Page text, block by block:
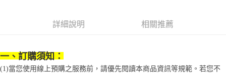
2.付款方式選擇「大哥付你分期」，訂單成立後會自動跳轉到大哥付的交易
3.實際核准額度、可分期數及費用金額請依後續交易確認頁面所載為準。
4.訂單成立30分鐘內，如未前往確認交易或遇審核未通過，訂單將自動取
消。如遇「轉專審核」未通過狀況，表示未達大哥付你分期系統評分，恕無
便利好安心！
１．簡單：不需註冊會員、不需綁卡、不需儲值。
運送方式
詳細說明 相關推薦
一、訂購須知：
(1)當您使用線上預購之服務前，請優先閱讀本商品資訊等規範。若您不